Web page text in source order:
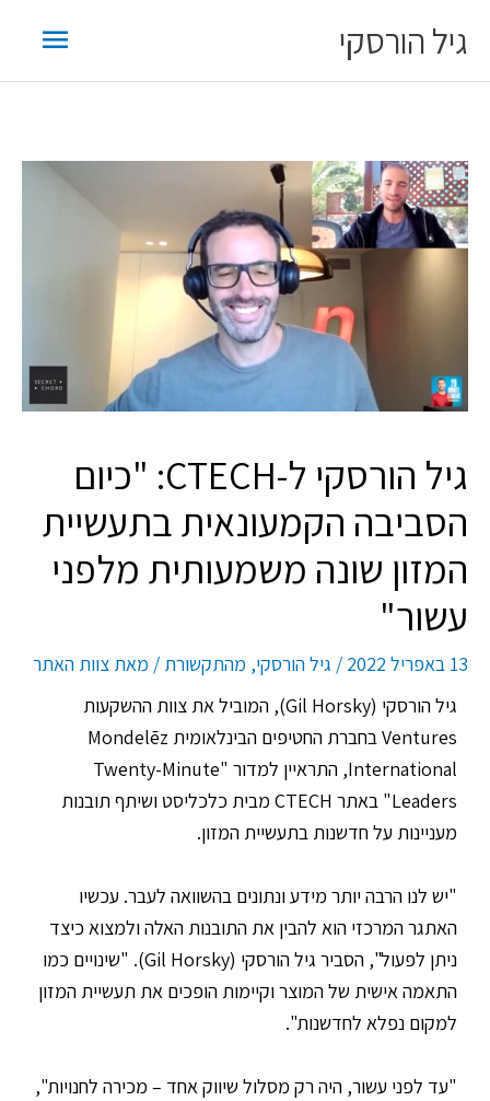
לתוכןגיל הורסקי
ראשי
גיל הורסקי ל-CTECH: "כיום
הסביבה הקמעונאית בתעשיית
המזון שונה משמעותית מלפני
עשור"
13 באפריל 2022 / גיל הורסקי, מהתקשורת / מאת צוות האתר
גיל הורסקי (Gil Horsky), המוביל את צוות ההשקעות
Ventures בחברת החטיפים הבינלאומית Mondelēz
International, התראיין למדור "Twenty-Minute
Leaders" באתר CTECH מבית כלכליסט ושיתף תובנות
מעניינות על חדשנות בתעשיית המזון.
"יש לנו הרבה יותר מידע ונתונים בהשוואה לעבר. עכשיו
האתגר המרכזי הוא להבין את התובנות האלה ולמצוא כיצד
ניתן לפעול", הסביר גיל הורסקי (Gil Horsky). "שינויים כמו
התאמה אישית של המוצר וקיימות הופכים את תעשיית המזון
למקום נפלא לחדשנות".
"עד לפני עשור, היה רק מסלול שיווק אחד – מכירה לחנויות",